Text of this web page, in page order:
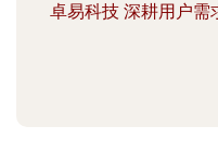
卓易科技 深耕用户需